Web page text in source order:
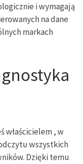
i wymagają
na dane
markach
właścicielem , w
wszystkich
Dzięki temu